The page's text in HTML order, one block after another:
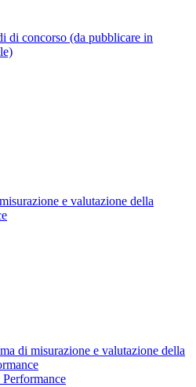
di concorso (da pubblicare in
e valutazione della
di misurazione e valutazione della